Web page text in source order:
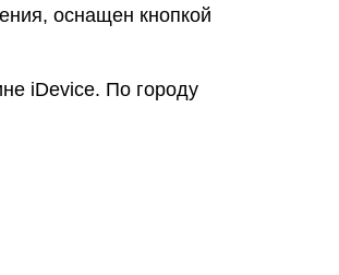
оснащен кнопкой
iDevice. По городу